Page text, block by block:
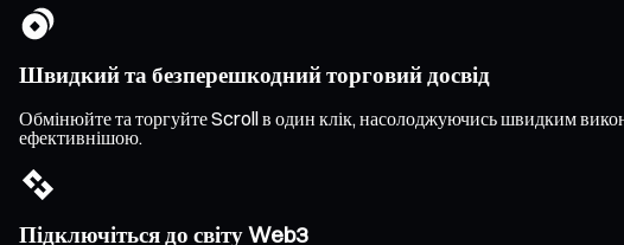
Швидкий та безперешкодний торговий досвід
Обмінюйте та торгуйте Scroll в один клік, насолоджуючись швидким
ефективнішою.
Підключіться до світу Web3